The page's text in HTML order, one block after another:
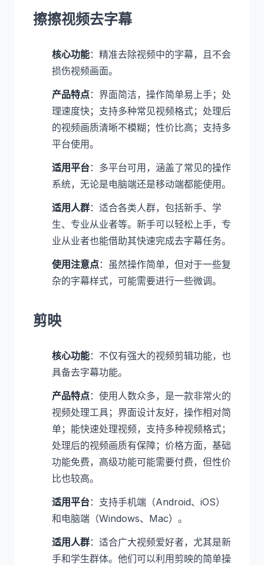
擦擦视频去字幕
核心功能：精准去除视频中的字幕，且不会
损伤视频画面。
产品特点：界面简洁，操作简单易上手；处
理速度快；支持多种常见视频格式；处理后
的视频画质清晰不模糊；性价比高；支持多
平台使用。
适用平台：多平台可用，涵盖了常见的操作
系统，无论是电脑端还是移动端都能使用。
适用人群：适合各类人群，包括新手、学
生、专业从业者等。新手可以轻松上手，专
业从业者也能借助其快速完成去字幕任务。
使用注意点：虽然操作简单，但对于一些复
杂的字幕样式，可能需要进行一些微调。
剪映
核心功能：不仅有强大的视频剪辑功能，也
具备去字幕功能。
产品特点：使用人数众多，是一款非常火的
视频处理工具；界面设计友好，操作相对简
单；能快速处理视频，支持多种视频格式；
处理后的视频画质有保障；价格方面，基础
功能免费，高级功能可能需要付费，但性价
比也较高。
适用平台：支持手机端（Android、iOS）
和电脑端（Windows、Mac）。
适用人群：适合广大视频爱好者，尤其是新
手和学生群体。他们可以利用剪映的简单操